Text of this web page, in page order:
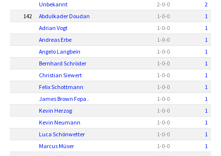
Unbekannt
2-0-0
2
142
Abdulkader Doudan 1-0-0
1
Adrian Vogt
1-0-0
1
Andreas Erbe
1-0-0
1
Angelo Langbein
1-0-0
1
Bernhard Schröder
1-0-0
1
Christian Siewert
1-0-0
1
Felix Schottmann
1-0-0
1
James Brown Fopa .
1-0-0
1
Kevin Herzog
1-0-0
1
Kevin Neumann
1-0-0
1
Luca Schönwetter
1-0-0
1
Marcus Müser
1-0-0
1